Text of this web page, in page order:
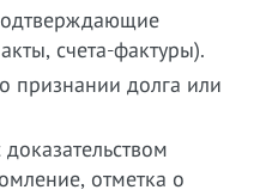
счета-фактуры).
признании долга или
отметка о